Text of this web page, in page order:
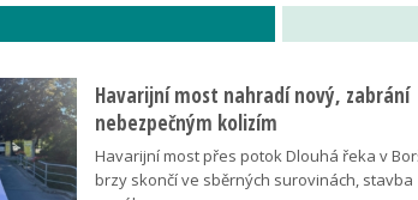
Havarijní most nahradí nový, zabrání
nebezpečným kolizím
Havarijní most přes potok Dlouhá řeka v
brzy skončí ve sběrných surovinách, stavba